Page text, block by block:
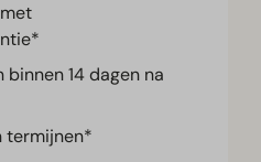
14 dagen na
termijnen*